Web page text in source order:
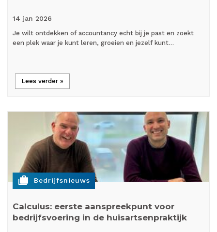
14 jan 2026
Je wilt ontdekken of accountancy echt bij je past en zoekt
een plek waar je kunt leren, groeien en jezelf kunt…
Lees verder »
cases Bedrijfsnieuws
Calculus: eerste aanspreekpunt voor
bedrijfsvoering in de huisartsenpraktijk